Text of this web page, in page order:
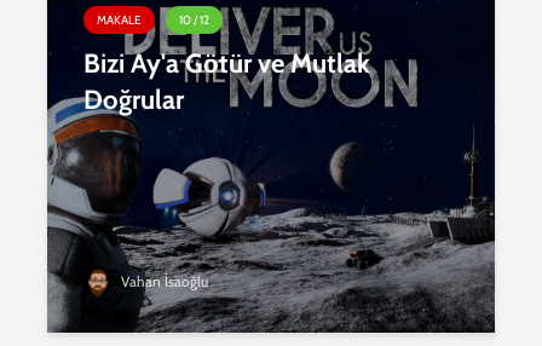
MAKALE 10 / 12
Bizi Ay'a Götür ve Mutlak
Doğrular
Vahan İsaoğlu